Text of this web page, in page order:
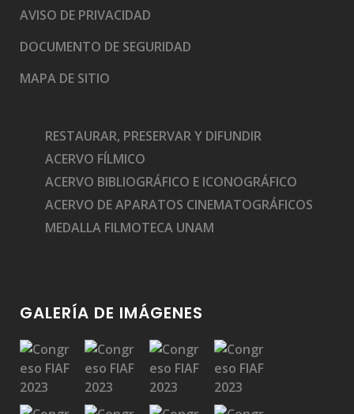
AVISO DE PRIVACIDAD
DOCUMENTO DE SEGURIDAD
MAPA DE SITIO
RESTAURAR, PRESERVAR Y DIFUNDIR
ACERVO FÍLMICO
ACERVO BIBLIOGRÁFICO E ICONOGRÁFICO
ACERVO DE APARATOS CINEMATOGRÁFICOS
MEDALLA FILMOTECA UNAM
GALERÍA DE IMÁGENES